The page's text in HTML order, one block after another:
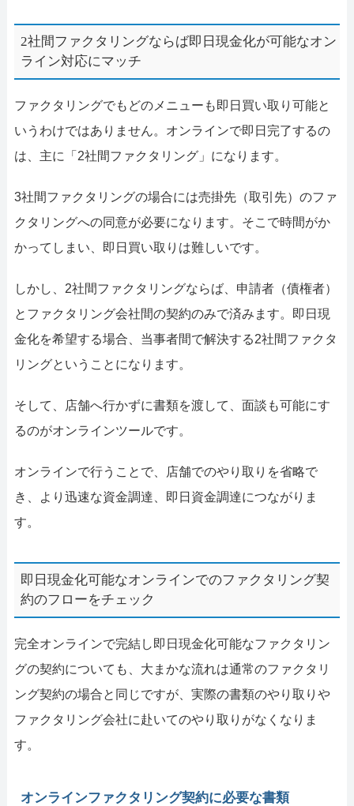
2社間ファクタリングならば即日現金化が可能なオン
ライン対応にマッチ
ファクタリングでもどのメニューも即日買い取り可能と
いうわけではありません。オンラインで即日完了するの
は、主に「2社間ファクタリング」になります。
3社間ファクタリングの場合には売掛先（取引先）のファ
クタリングへの同意が必要になります。そこで時間がか
かってしまい、即日買い取りは難しいです。
しかし、2社間ファクタリングならば、申請者（債権者）
とファクタリング会社間の契約のみで済みます。即日現
金化を希望する場合、当事者間で解決する2社間ファクタ
リングということになります。
そして、店舗へ行かずに書類を渡して、面談も可能にす
るのがオンラインツールです。
オンラインで行うことで、店舗でのやり取りを省略で
き、より迅速な資金調達、即日資金調達につながりま
す。
即日現金化可能なオンラインでのファクタリング契
約のフローをチェック
完全オンラインで完結し即日現金化可能なファクタリン
グの契約についても、大まかな流れは通常のファクタリ
ング契約の場合と同じですが、実際の書類のやり取りや
ファクタリング会社に赴いてのやり取りがなくなりま
す。
オンラインファクタリング契約に必要な書類